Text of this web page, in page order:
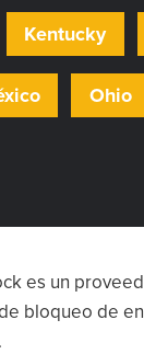
Kentucky
Ohio
es un
bloqueo de